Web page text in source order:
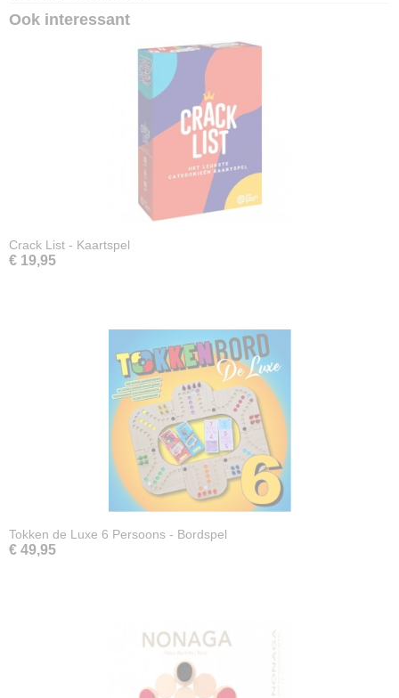
Ook interessant
Crack List - Kaartspel
€ 19,95
Tokken de Luxe 6 Persoons - Bordspel
€ 49,95